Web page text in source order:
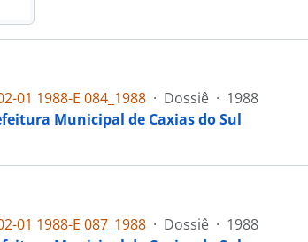
01 1988-E 084_1988 · Dossiê · 1988
Municipal de Caxias do Sul
01 1988-E 087_1988 · Dossiê · 1988